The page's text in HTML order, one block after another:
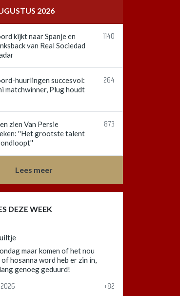
2026
kijkt naar Spanje en
van Real Sociedad
1140
huurlingen succesvol:
matchwinner, Plug houdt
264
zien Van Persie
''Het grootste talent
873
Lees meer
DEZE WEEK
maar komen of het nou
hosanna word heb er zin in,
genoeg geduurd!
+82